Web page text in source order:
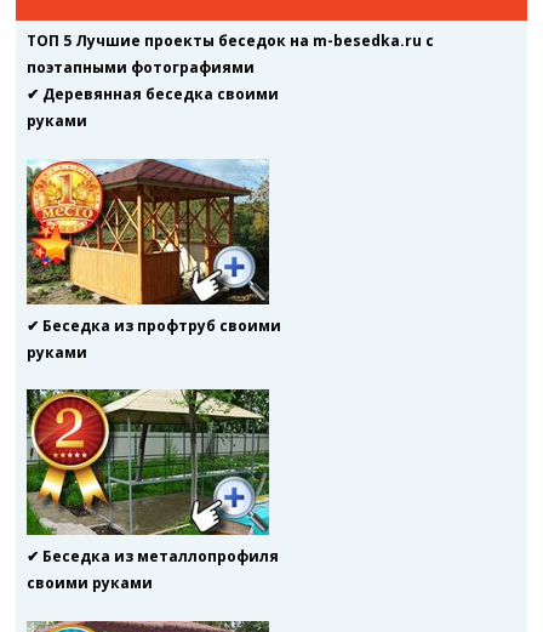
ТОП 5 Лучшие проекты беседок на m-besedka.ru с
поэтапными фотографиями
✔ Деревянная беседка своими
руками
✔ Беседка из профтруб своими
руками
✔ Беседка из металлопрофиля
своими руками